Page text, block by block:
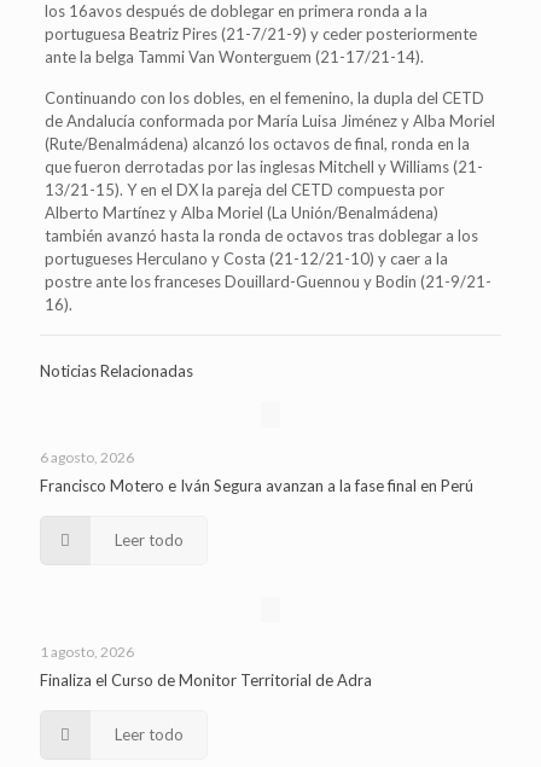
los 16avos después de doblegar en primera ronda a la
portuguesa Beatriz Pires (21-7/21-9) y ceder posteriormente
ante la belga Tammi Van Wonterguem (21-17/21-14).
Continuando con los dobles, en el femenino, la dupla del CETD
de Andalucía conformada por María Luisa Jiménez y Alba Moriel
(Rute/Benalmádena) alcanzó los octavos de final, ronda en la
que fueron derrotadas por las inglesas Mitchell y Williams (21-
13/21-15). Y en el DX la pareja del CETD compuesta por
Alberto Martínez y Alba Moriel (La Unión/Benalmádena)
también avanzó hasta la ronda de octavos tras doblegar a los
portugueses Herculano y Costa (21-12/21-10) y caer a la
postre ante los franceses Douillard-Guennou y Bodin (21-9/21-
16).
Noticias Relacionadas
6 agosto, 2026
Francisco Motero e Iván Segura avanzan a la fase final en Perú
Leer todo
1 agosto, 2026
Finaliza el Curso de Monitor Territorial de Adra
Leer todo